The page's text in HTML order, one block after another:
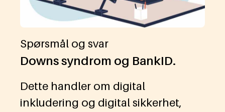
Spørsmål og svar
Downs syndrom og BankID.
Dette handler om digital
inkludering og digital sikkerhet,